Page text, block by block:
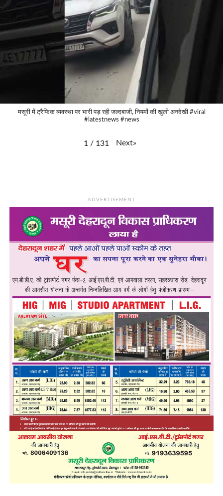
मसूरी में ट्रैफिक व्यवस्था पर भारी पड़ रही जल्दबाजी, नियमों की खुली अनदेखी #viral
#latestnews #news
1 / 131 Next»
ADVERTISEMENT